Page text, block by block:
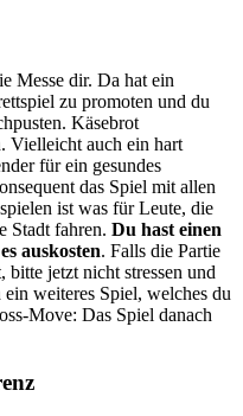
Messe dir. Da hat ein
zu promoten und du
Käsebrot
Vielleicht auch ein hart
für ein gesundes
das Spiel mit allen
ist was für Leute, die
Stadt fahren. Du hast einen
auskosten. Falls die Partie
bitte jetzt nicht stressen und
weiteres Spiel, welches du
Move: Das Spiel danach